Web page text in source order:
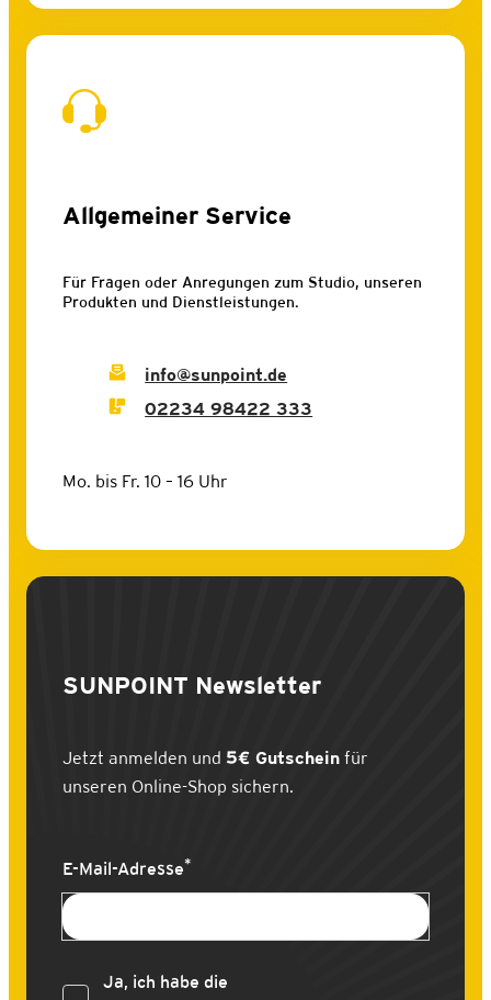
Allgemeiner Service
Für Fragen oder Anregungen zum Studio, unseren
Produkten und Dienstleistungen.
info@sunpoint.de
02234 98422 333
Mo. bis Fr. 10 – 16 Uhr
SUNPOINT Newsletter
Jetzt anmelden und 5€ Gutschein für
unseren Online-Shop sichern.
E-Mail-Adresse*
Ja, ich habe die